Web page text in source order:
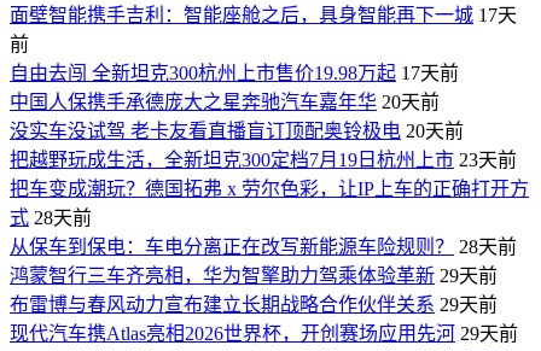
面壁智能携手吉利：智能座舱之后，具身智能再下一城 17天
前
自由去闯 全新坦克300杭州上市售价19.98万起 17天前
中国人保携手承德庞大之星奔驰汽车嘉年华 20天前
没实车没试驾 老卡友看直播盲订顶配奥铃极电 20天前
把越野玩成生活，全新坦克300定档7月19日杭州上市 23天前
​把车变成潮玩？德国拓弗 x 劳尔色彩，让IP上车的正确打开方
式 28天前
从保车到保电：车电分离正在改写新能源车险规则？
28天前
鸿蒙智行三车齐亮相，华为智擎助力驾乘体验革新 29天前
布雷博与春风动力宣布建立长期战略合作伙伴关系 29天前
现代汽车携Atlas亮相2026世界杯，开创赛场应用先河 29天前